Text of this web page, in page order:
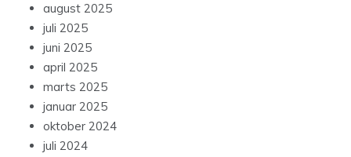
august 2025
juli 2025
juni 2025
april 2025
marts 2025
januar 2025
oktober 2024
juli 2024